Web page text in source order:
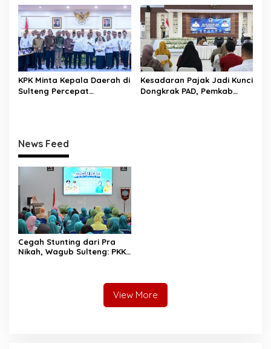
“Tak Boleh Ada Wilayah
yang Tertinggal”
Pengadaan Barang dan
Jasa
KPK Minta Kepala Daerah di
Sulteng Percepat
Kesadaran Pajak Jadi Kunci
Dongkrak PAD, Pemkab
News Feed
Cegah Stunting dari Pra
Nikah, Wagub Sulteng: PKK
View More